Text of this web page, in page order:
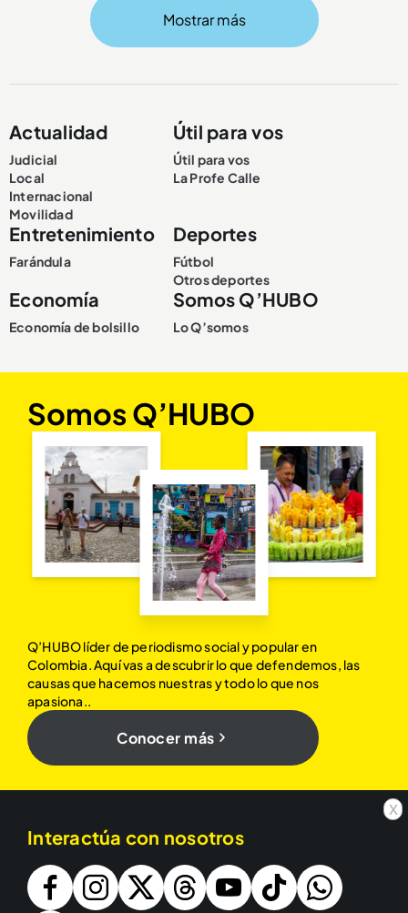
x
Mostrar más
Actualidad
Judicial
Local
Internacional
Movilidad
Útil para vos
Útil para vos
La Profe Calle
Entretenimiento
Farándula
Deportes
Fútbol
Otros deportes
Economía
Economía de bolsillo
Somos Q’HUBO
Lo Q’somos
Somos Q’HUBO
Q’HUBO líder de periodismo social y popular en
Colombia. Aquí vas a descubrir lo que defendemos, las
causas que hacemos nuestras y todo lo que nos
apasiona..
Conocer más
Interactúa con nosotros